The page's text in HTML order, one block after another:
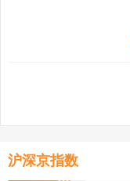
沪深京指数